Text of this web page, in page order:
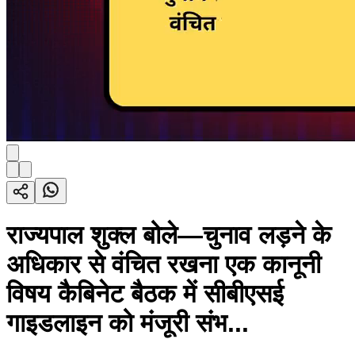
राज्यपाल शुक्ल बोले—चुनाव लड़ने के
अधिकार से वंचित रखना एक कानूनी
विषय कैबिनेट बैठक में सीबीएसई
गाइडलाइन को मंजूरी संभ...